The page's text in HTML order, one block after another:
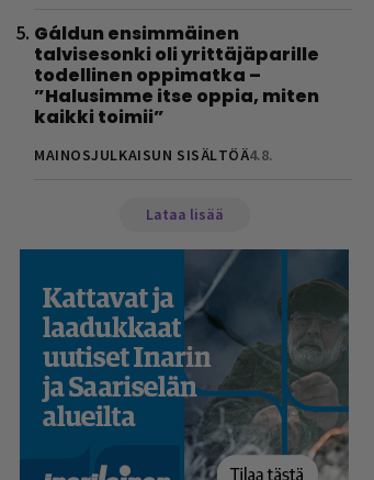
Gáldun ensimmäinen
talvisesonki oli yrittäjäparille
todellinen oppimatka –
”Halusimme itse oppia, miten
kaikki toimii”
MAINOSJULKAISUN SISÄLTÖÄ4.8.
Lataa lisää